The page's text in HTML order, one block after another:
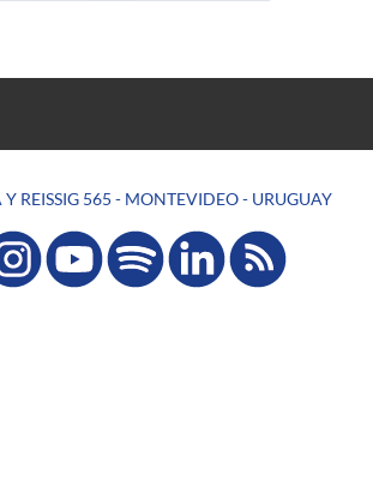
Y REISSIG 565 - MONTEVIDEO - URUGUAY